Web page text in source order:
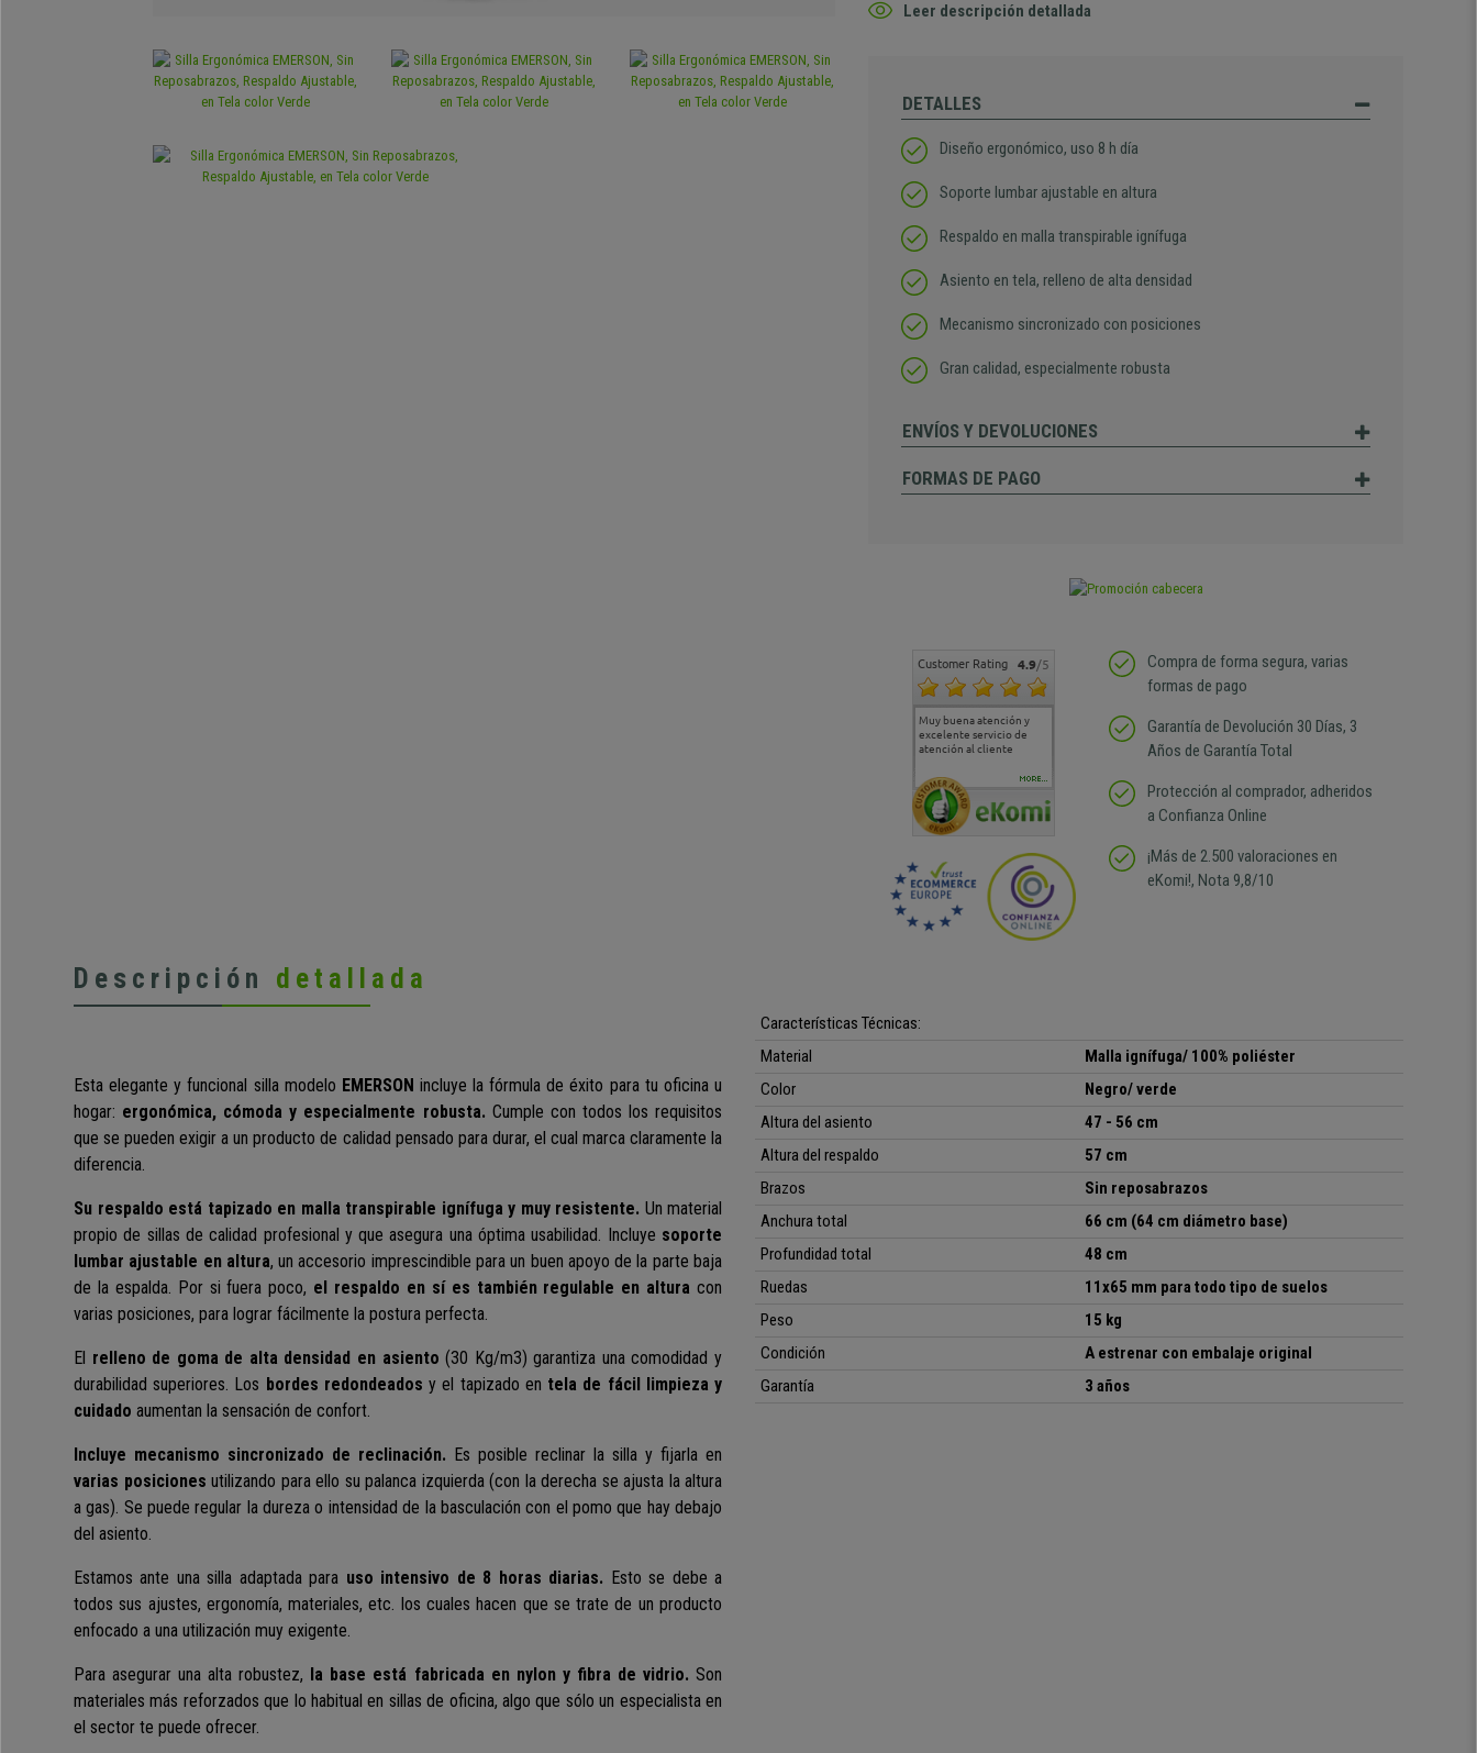
Leer descripción detallada
DETALLES
Diseño ergonómico, uso 8 h día
Soporte lumbar ajustable en altura
Respaldo en malla transpirable ignífuga
Asiento en tela, relleno de alta densidad
Mecanismo sincronizado con posiciones
Gran calidad, especialmente robusta
ENVÍOS Y DEVOLUCIONES
FORMAS DE PAGO
Customer Rating 4.9/5
Muy buena atención y
excelente servicio de
atención al cliente
Muy buena atención de
cara al asesoramiento
comercial y el envío ha
Si estoy contento
Excelente relacion
calidad precio Plazo de
MORE...
Compra de forma segura, varias
formas de pago
Garantía de Devolución 30 Días, 3
Años de Garantía Total
Protección al comprador, adheridos
a Confianza Online
¡Más de 2.500 valoraciones en
eKomi!, Nota 9,8/10
Descripción detallada
Esta elegante y funcional silla modelo EMERSON incluye la fórmula de éxito para tu oficina u
hogar: ergonómica, cómoda y especialmente robusta. Cumple con todos los requisitos
que se pueden exigir a un producto de calidad pensado para durar, el cual marca claramente la
diferencia.
Su respaldo está tapizado en malla transpirable ignífuga y muy resistente. Un material
propio de sillas de calidad profesional y que asegura una óptima usabilidad. Incluye soporte
lumbar ajustable en altura, un accesorio imprescindible para un buen apoyo de la parte baja
de la espalda. Por si fuera poco, el respaldo en sí es también regulable en altura con
varias posiciones, para lograr fácilmente la postura perfecta.
El relleno de goma de alta densidad en asiento(30 Kg/m3) garantiza una comodidad y
durabilidad superiores. Los bordes redondeadosy el tapizado en tela de fácil limpieza y
cuidado aumentan la sensación de confort.
Incluye mecanismo sincronizado de reclinación. Es posible reclinar la silla y fijarla en
varias posiciones utilizando para ello su palanca izquierda (con la derecha se ajusta la altura
a gas). Se puede regular la dureza o intensidad de la basculación con el pomo que hay debajo
del asiento.
Estamos ante una silla adaptada para uso intensivo de 8 horas diarias. Esto se debe a
todos sus ajustes, ergonomía, materiales, etc. los cuales hacen que se trate de un producto
enfocado a una utilización muy exigente.
Para asegurar una alta robustez, la base está fabricada en nylon y fibra de vidrio.Son
materiales más reforzados que lo habitual en sillas de oficina, algo que sólo un especialista en
el sector te puede ofrecer.
Características Técnicas:
Material
Malla ignífuga/ 100% poliéster
Color
Negro/ verde
Altura del asiento
47 - 56 cm
Altura del respaldo
57 cm
Brazos
Sin reposabrazos
Anchura total
66 cm (64 cm diámetro base)
Profundidad total
48 cm
Ruedas
11x65 mm para todo tipo de suelos
Peso
15 kg
Condición
A estrenar con embalaje original
Garantía
3 años